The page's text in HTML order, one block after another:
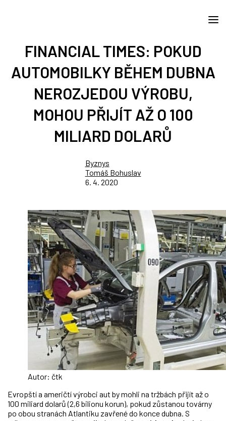
FINANCIAL TIMES: POKUD
AUTOMOBILKY BĚHEM DUBNA
NEROZJEDOU VÝROBU,
MOHOU PŘIJÍT AŽ O 100
MILIARD DOLARŮ
Byznys
Tomáš Bohuslav
6. 4. 2020
Autor: čtk
Evropští a američtí výrobci aut by mohli na tržbách přijít až o
100 miliard dolarů (2,6 bilionu korun), pokud zůstanou továrny
po obou stranách Atlantiku zavřené do konce dubna. S